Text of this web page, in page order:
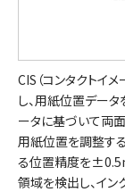
CIS（コンタクトイ
し、用紙位置デー
ータに基づいて両
用紙位置を調整す
る位置精度を
領域を検出し、イ